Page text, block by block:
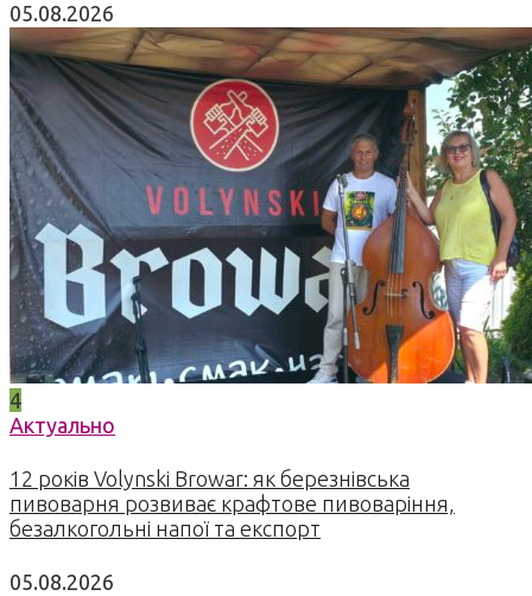
05.08.2026
4
Актуально
12 років Volynski Browar: як березнівська
пивоварня розвиває крафтове пивоваріння,
безалкогольні напої та експорт
05.08.2026